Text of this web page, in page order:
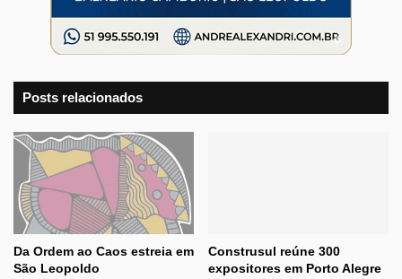
Posts relacionados
Da Ordem ao Caos estreia em
São Leopoldo
Construsul reúne 300
expositores em Porto Alegre